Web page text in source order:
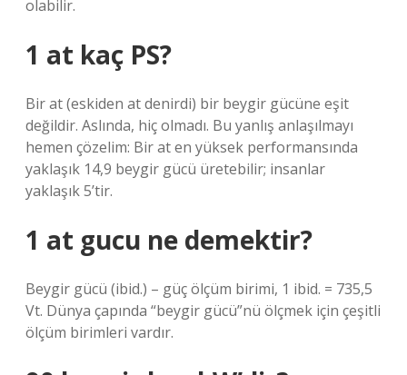
olabilir.
1 at kaç PS?
Bir at (eskiden at denirdi) bir beygir gücüne eşit
değildir. Aslında, hiç olmadı. Bu yanlış anlaşılmayı
hemen çözelim: Bir at en yüksek performansında
yaklaşık 14,9 beygir gücü üretebilir; insanlar
yaklaşık 5’tir.
1 at gucu ne demektir?
Beygir gücü (ibid.) – güç ölçüm birimi, 1 ibid. = 735,5
Vt. Dünya çapında “beygir gücü”nü ölçmek için çeşitli
ölçüm birimleri vardır.